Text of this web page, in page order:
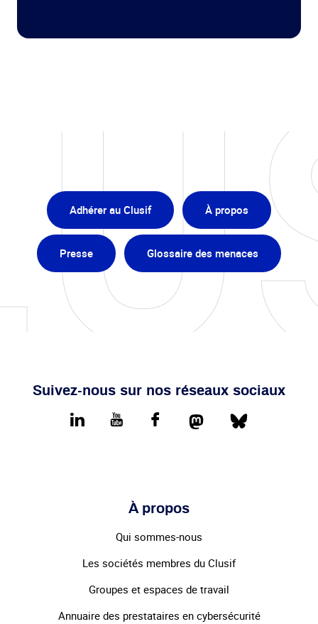
Adhérer au Clusif À propos
Presse Glossaire des menaces
Suivez-nous sur nos réseaux sociaux
LinkedIn youtube FacebookMastodonBluesky
À propos
Qui sommes-nous
Les sociétés membres du Clusif
Groupes et espaces de travail
Annuaire des prestataires en cybersécurité